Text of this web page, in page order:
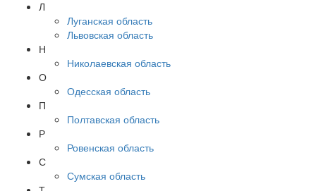
Л
Луганская область
Львовская область
Н
Николаевская область
О
Одесская область
П
Полтавская область
Р
Ровенская область
С
Сумская область